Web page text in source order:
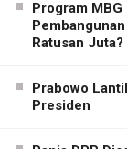
Program
Ratusan Juta?
Prabowo
Presiden